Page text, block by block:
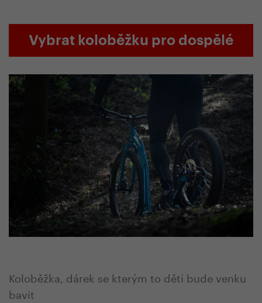
Vybrat koloběžku pro dospělé
Koloběžka, dárek se kterým to děti bude venku
bavit